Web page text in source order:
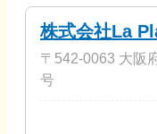
株式会社La
〒542-0063 大阪
号